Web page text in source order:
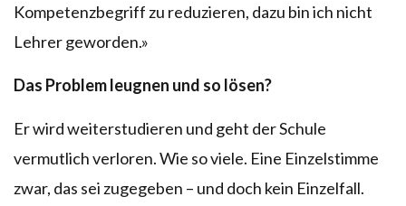
Kompetenzbegriff zu reduzieren, dazu bin ich nicht
Lehrer geworden.»
Das Problem leugnen und so lösen?
Er wird weiterstudieren und geht der Schule
vermutlich verloren. Wie so viele. Eine Einzelstimme
zwar, das sei zugegeben – und doch kein Einzelfall.